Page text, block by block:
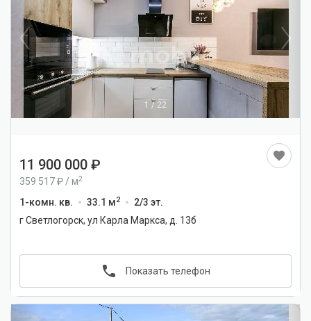
1 / 22
11 900 000
359 517 / м2
1-комн. кв. 33.1 м2
2/3 эт.
г Светлогорск, ул Карла Маркса, д. 13б
Показать телефон